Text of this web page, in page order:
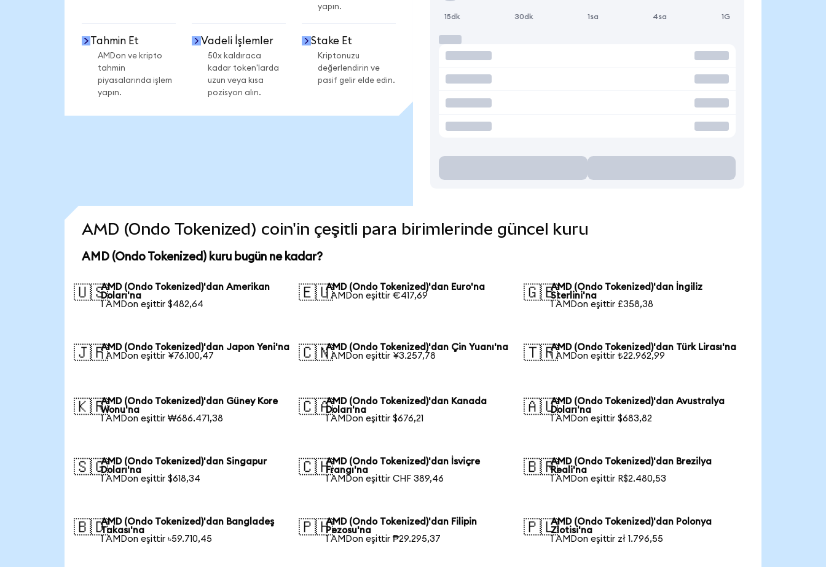
yapın.
Tahmin Et
AMDon ve kripto
tahmin
piyasalarında işlem
yapın.
Vadeli İşlemler
50x kaldıraca
kadar token'larda
uzun veya kısa
pozisyon alın.
Stake Et
Kriptonuzu
değerlendirin ve
pasif gelir elde edin.
15dk 30dk 1sa 4sa 1G
AMD (Ondo Tokenized) coin'in çeşitli para birimlerinde güncel kuru
AMD (Ondo Tokenized) kuru bugün ne kadar?
🇺🇸AMD (Ondo Tokenized)'dan Amerikan
Doları'na
1 AMDon eşittir $482,64
🇪🇺AMD (Ondo Tokenized)'dan Euro'na
1 AMDon eşittir €417,69
🇬🇧AMD (Ondo Tokenized)'dan İngiliz
Sterlini'na
1 AMDon eşittir £358,38
🇯🇵AMD (Ondo Tokenized)'dan Japon Yeni'na
1 AMDon eşittir ¥76.100,47
🇨🇳AMD (Ondo Tokenized)'dan Çin Yuanı'na
1 AMDon eşittir ¥3.257,78
🇹🇷AMD (Ondo Tokenized)'dan Türk Lirası'na
1 AMDon eşittir ₺22.962,99
🇰🇷AMD (Ondo Tokenized)'dan Güney Kore
Wonu'na
1 AMDon eşittir ₩686.471,38
🇨🇦AMD (Ondo Tokenized)'dan Kanada
Doları'na
1 AMDon eşittir $676,21
🇦🇺AMD (Ondo Tokenized)'dan Avustralya
Doları'na
1 AMDon eşittir $683,82
🇸🇬AMD (Ondo Tokenized)'dan Singapur
Doları'na
1 AMDon eşittir $618,34
🇨🇭AMD (Ondo Tokenized)'dan İsviçre
Frangı'na
1 AMDon eşittir CHF 389,46
🇧🇷AMD (Ondo Tokenized)'dan Brezilya
Reali'na
1 AMDon eşittir R$2.480,53
🇧🇩AMD (Ondo Tokenized)'dan Bangladeş
Takası'na
1 AMDon eşittir ৳59.710,45
🇵🇭AMD (Ondo Tokenized)'dan Filipin
Pezosu'na
1 AMDon eşittir ₱29.295,37
🇵🇱AMD (Ondo Tokenized)'dan Polonya
Zlotisi'na
1 AMDon eşittir zł 1.796,55